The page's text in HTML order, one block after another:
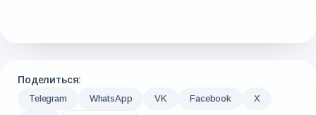
Поделиться:
Telegram WhatsApp VK Facebook X